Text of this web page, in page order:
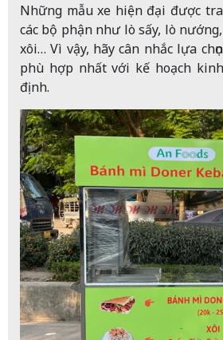
Những mẫu xe hiện đại được
các bộ phận như lò sấy, lò
xôi… Vì vậy, hãy cân nhắc lựa
phù hợp nhất với kế hoạch
định.